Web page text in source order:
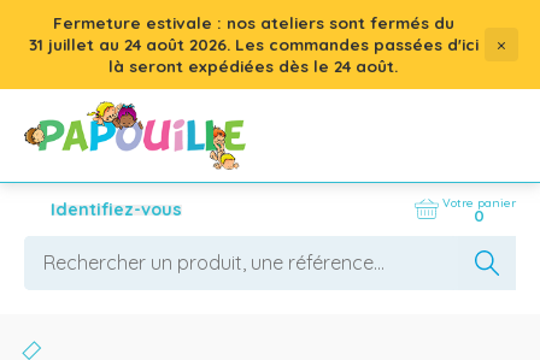
Fermeture estivale : nos ateliers sont fermés du
31 juillet au 24 août 2026. Les commandes passées d'ici
là seront expédiées dès le 24 août.
×
Identifiez-vous Votre panier
0